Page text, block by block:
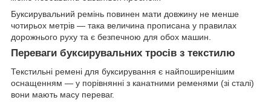
Буксирувальний ремінь повинен мати довжину не менше
чотирьох метрів — така величина прописана у правилах
дорожнього руху та є безпечною для обох машин.
Переваги буксирувальних тросів з текстилю
Текстильні ремені для буксирування є найпоширенішим
оснащенням — у порівнянні з канатними ременями (зі сталі)
вони мають масу переваг.